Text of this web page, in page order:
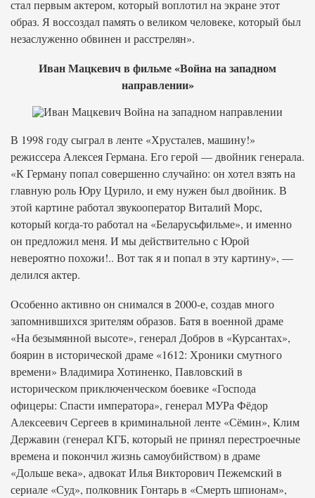
стал первым актером, который воплотил на экране этот
образ. Я воссоздал память о великом человеке, который был
незаслуженно обвинен и расстрелян».
Иван Мацкевич в фильме «Война на западном
направлении»
В 1998 году сыграл в ленте «Хрусталев, машину!»
режиссера Алексея Германа. Его герой — двойник генерала.
«К Герману попал совершенно случайно: он хотел взять на
главную роль Юру Цурило, и ему нужен был двойник. В
этой картине работал звукооператор Виталий Морс,
который когда-то работал на «Беларусьфильме», и именно
он предложил меня. И мы действительно с Юрой
невероятно похожи!.. Вот так я и попал в эту картину», —
делился актер.
Особенно активно он снимался в 2000-е, создав много
запомнившихся зрителям образов. Батя в военной драме
«На безымянной высоте», генерал Добров в «Курсантах»,
боярин в исторической драме «1612: Хроники смутного
времени» Владимира Хотиненко, Павловский в
историческом приключенческом боевике «Господа
офицеры: Спасти императора», генерал МУРа Фёдор
Алексеевич Сергеев в криминальной ленте «Сёмин», Клим
Державин (генерал КГБ, который не принял перестроечные
времена и покончил жизнь самоубийством) в драме
«Дольше века», адвокат Илья Викторович Пежемский в
сериале «Суд», полковник Гонтарь в «Смерть шпионам»,